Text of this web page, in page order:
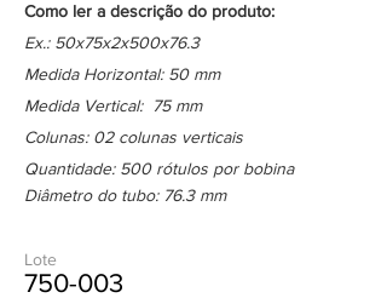
Como ler a descrição do produto:
Ex.: 50x75x2x500x76.3
Medida Horizontal: 50 mm
Medida Vertical: 75 mm
Colunas: 02 colunas verticais
Quantidade: 500 rótulos por bobina
Diâmetro do tubo: 76.3 mm
Lote
750-003